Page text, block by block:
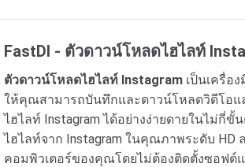
FastDl - ตัวดาวน์โหลดไฮไลท์
ตัวดาวน์โหลดไฮไลท์ Instagram เป็นเครื่อ
ให้คุณสามารถบันทึกและดาวน์โหลดวิดีโอแ
ไฮไลท์ Instagram ได้อย่างง่ายดายในไม่กี่
ไฮไลท์จาก Instagram ในคุณภาพระดับ HD
คอมพิวเตอร์ของคุณโดยไม่ต้องติดตั้งซอฟต์